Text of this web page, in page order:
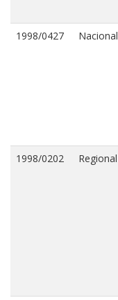
1998/0427 Nacional
1998/0202 Regional